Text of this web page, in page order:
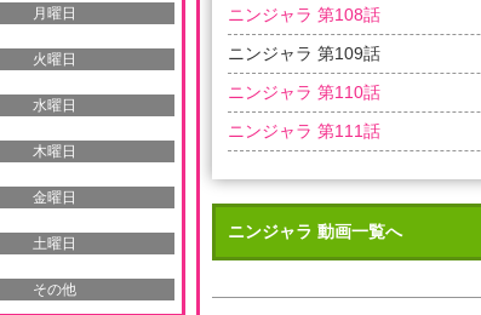
ニンジャラ 第108話
ニンジャラ 第109話
ニンジャラ 第110話
ニンジャラ 第111話
ニンジャラ 動画一覧へ
月曜日
火曜日
水曜日
木曜日
金曜日
土曜日
その他